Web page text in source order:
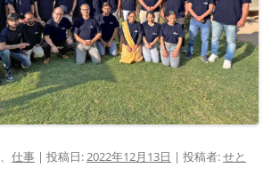
、 仕事 | 投稿日:2022年12月13日 | 投稿者:せと